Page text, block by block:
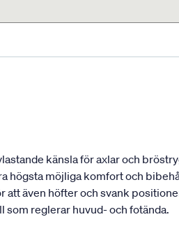
känsla för axlar och
möjliga komfort och
även höfter och svank
reglerar huvud- och fotända.